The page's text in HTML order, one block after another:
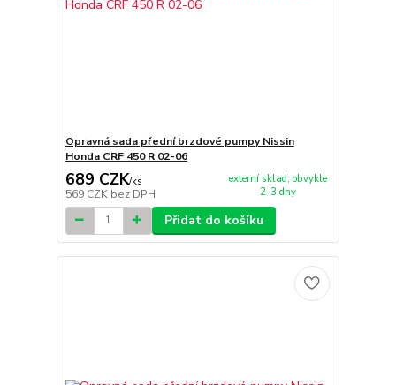
Opravná sada přední brzdové pumpy Nissin
Honda CRF 450 R 02-06
689 CZK/ks
569 CZK bez DPH
externí sklad, obvykle
2-3 dny
Přidat do košíku